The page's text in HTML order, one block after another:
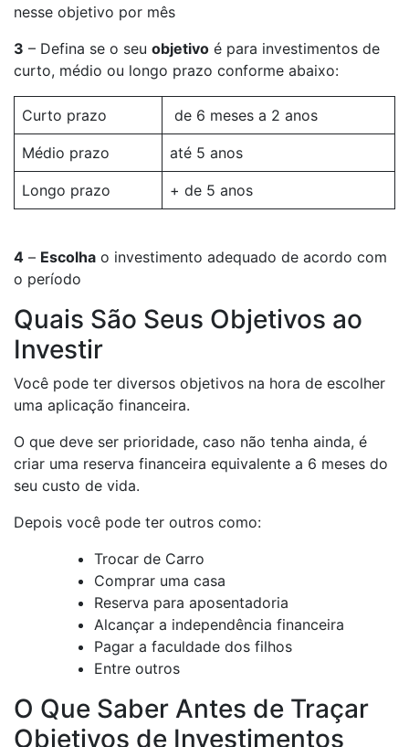
nesse objetivo por mês
3 – Defina se o seu objetivo é para investimentos de
curto, médio ou longo prazo conforme abaixo:
Curto prazo de 6 meses a 2 anos
Médio prazo até 5 anos
Longo prazo + de 5 anos
4 – Escolha o investimento adequado de acordo com
o período
Quais São Seus Objetivos ao
Investir
Você pode ter diversos objetivos na hora de escolher
uma aplicação financeira.
O que deve ser prioridade, caso não tenha ainda, é
criar uma reserva financeira equivalente a 6 meses do
seu custo de vida.
Depois você pode ter outros como:
Trocar de Carro
Comprar uma casa
Reserva para aposentadoria
Alcançar a independência financeira
Pagar a faculdade dos filhos
Entre outros
O Que Saber Antes de Traçar
Objetivos de Investimentos